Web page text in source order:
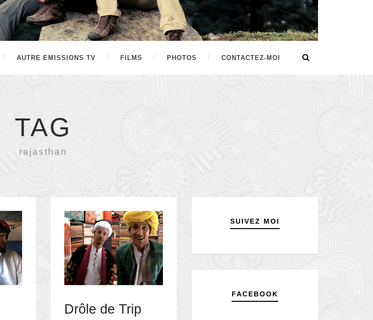
AUTRE EMISSIONS TV FILMS PHOTOS CONTACTEZ-MOI
TAG
rajasthan
Drôle de Trip
SUIVEZ MOI
FACEBOOK